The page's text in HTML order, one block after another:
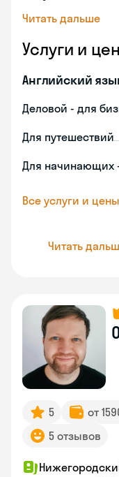
Читать дальше
Услуги и
Английский
Деловой - для
Для путешествий
Для начинающих
Все услуги и
Читать
5 от
5 отзывов